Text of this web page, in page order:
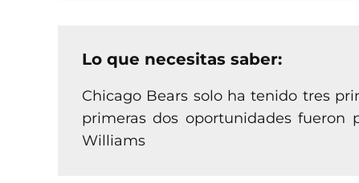
Lo que necesitas saber:
Chicago Bears solo ha tenido tres
primeras dos oportunidades fueron
Williams